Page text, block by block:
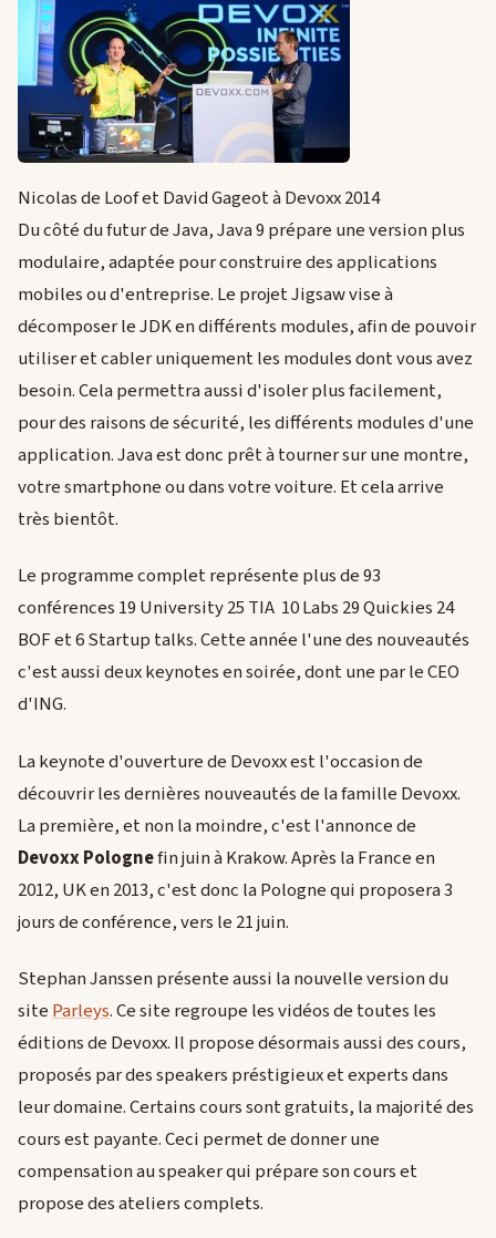
Nicolas de Loof et David Gageot à Devoxx 2014
Du côté du futur de Java, Java 9 prépare une version plus
modulaire, adaptée pour construire des applications
mobiles ou d'entreprise. Le projet Jigsaw vise à
décomposer le JDK en différents modules, afin de pouvoir
utiliser et cabler uniquement les modules dont vous avez
besoin. Cela permettra aussi d'isoler plus facilement,
pour des raisons de sécurité, les différents modules d'une
application. Java est donc prêt à tourner sur une montre,
votre smartphone ou dans votre voiture. Et cela arrive
très bientôt.
Le programme complet représente plus de 93
conférences 19 University 25 TIA 10 Labs 29 Quickies 24
BOF et 6 Startup talks. Cette année l'une des nouveautés
c'est aussi deux keynotes en soirée, dont une par le CEO
d'ING.
La keynote d'ouverture de Devoxx est l'occasion de
découvrir les dernières nouveautés de la famille Devoxx.
La première, et non la moindre, c'est l'annonce de
Devoxx Polognefin juin à Krakow. Après la France en
2012, UK en 2013, c'est donc la Pologne qui proposera 3
jours de conférence, vers le 21 juin.
Stephan Janssen présente aussi la nouvelle version du
siteParleys. Ce site regroupe les vidéos de toutes les
éditions de Devoxx. Il propose désormais aussi des cours,
proposés par des speakers préstigieux et experts dans
leur domaine. Certains cours sont gratuits, la majorité des
cours est payante. Ceci permet de donner une
compensation au speaker qui prépare son cours et
propose des ateliers complets.